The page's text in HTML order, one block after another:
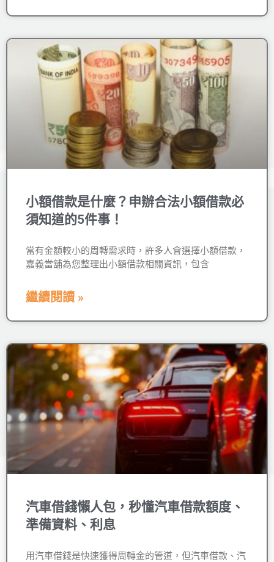
小額借款是什麼？申辦合法小額借款必
須知道的5件事！
當有金額較小的周轉需求時，許多人會選擇小額借款，
嘉義當舖為您整理出小額借款相關資訊，包含
繼續閱讀 »
汽車借錢懶人包，秒懂汽車借款額度、
準備資料、利息
用汽車借錢是快速獲得周轉金的管道，但汽車借款、汽